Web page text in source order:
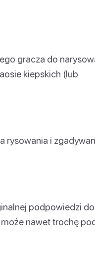
gracza do
kiepskich (lub
rysowania i
podpowiedzi do
nawet trochę